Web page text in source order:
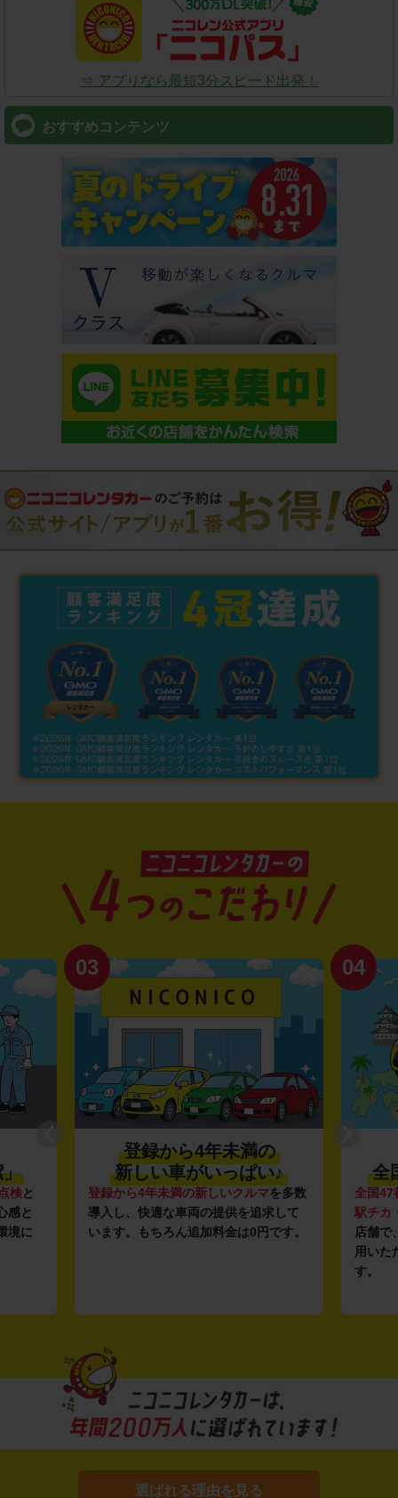
⇒ アプリなら最短3分スピード出発！
おすすめコンテンツ
」
検と
感と
境に
03
登録から4年未満の
新しい車がいっぱい♪
登録から4年未満の新しいクルマを多数
導入し、快適な車両の提供を追求して
います。もちろん追加料金は0円です。
04
全
全国47
駅チカ
店舗で
用いた
す。
選ばれる理由を見る